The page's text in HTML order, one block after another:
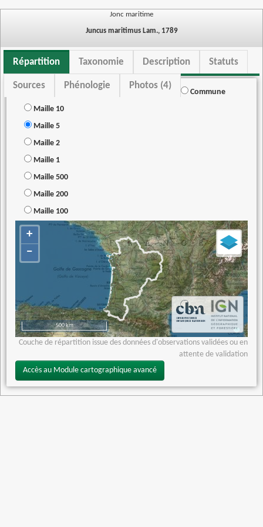
Jonc maritime
Juncus maritimus Lam., 1789
Répartition Taxonomie Description Statuts
Sources Phénologie Photos (4)
Commune
Maille 10
Maille 5
Maille 2
Maille 1
Maille 500
Maille 200
Maille 100
+
−
500 km
Couche de répartition issue des données d'observations validées ou en
attente de validation
Accès au Module cartographique avancé